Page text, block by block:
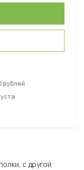
рублей
с другой